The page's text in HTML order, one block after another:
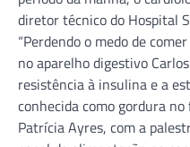
diretor técnico do Hospital
“Perdendo o medo de
no aparelho digestivo
resistência à insulina e a
conhecida como gordura
Patrícia Ayres, com a